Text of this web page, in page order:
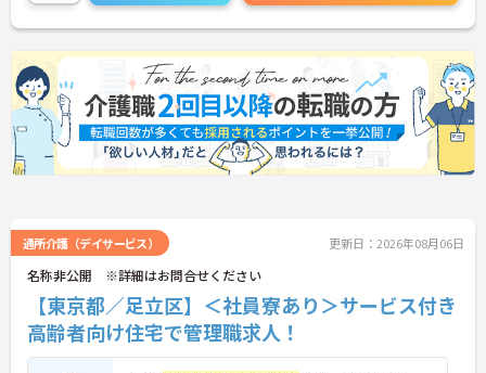
通所介護（デイサービス） 更新日：2026年08月06日
名称非公開 ※詳細はお問合せください
【東京都／足立区】＜社員寮あり＞サービス付き
高齢者向け住宅で管理職求人！